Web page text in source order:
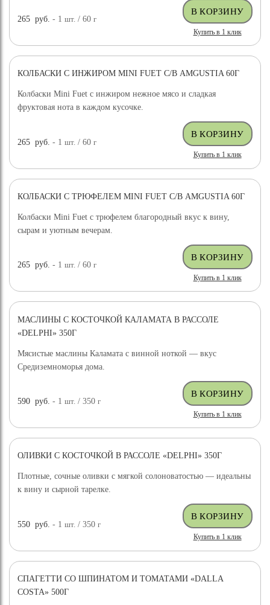
265 руб. - 1шт. / 60г
Купить в 1 клик
КОЛБАСКИ С ИНЖИРОМ MINI FUET С/В AMGUSTIA 60Г
Колбаски Mini Fuet с инжиром нежное мясо и сладкая
фруктовая нота в каждом кусочке.
265 руб. - 1шт. / 60г
Купить в 1 клик
КОЛБАСКИ С ТРЮФЕЛЕМ MINI FUET С/В AMGUSTIA 60Г
Колбаски Mini Fuet с трюфелем благородный вкус к вину,
сырам и уютным вечерам.
265 руб. - 1шт. / 60г
Купить в 1 клик
МАСЛИНЫ С КОСТОЧКОЙ КАЛАМАТА В РАССОЛЕ
«DELPHI» 350Г
Мясистые маслины Каламата с винной ноткой — вкус
Средиземноморья дома.
590 руб. - 1шт. / 350г
Купить в 1 клик
ОЛИВКИ С КОСТОЧКОЙ В РАССОЛЕ «DELPHI» 350Г
Плотные, сочные оливки с мягкой солоноватостью — идеальны
к вину и сырной тарелке.
550 руб. - 1шт. / 350г
Купить в 1 клик
СПАГЕТТИ СО ШПИНАТОМ И ТОМАТАМИ «DALLA
COSTA» 500Г